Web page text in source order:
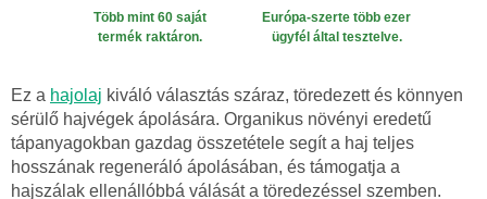
Több mint 60 saját
termék raktáron.
Európa-szerte több ezer
ügyfél által tesztelve.
Ez a hajolaj kiváló választás száraz, töredezett és könnyen
sérülő hajvégek ápolására. Organikus növényi eredetű
tápanyagokban gazdag összetétele segít a haj teljes
hosszának regeneráló ápolásában, és támogatja a
hajszálak ellenállóbbá válását a töredezéssel szemben.